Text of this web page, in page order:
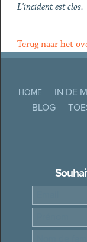
L'incident est clos.
Terug naar het
HOME IN DE
BLOG